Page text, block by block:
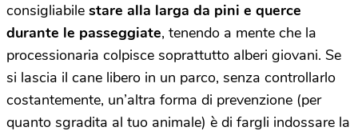
consigliabile stare alla larga da pini e querce
durante le passeggiate, tenendo a mente che la
processionaria colpisce soprattutto alberi giovani. Se
si lascia il cane libero in un parco, senza controllarlo
costantemente, un’altra forma di prevenzione (per
quanto sgradita al tuo animale) è di fargli indossare la